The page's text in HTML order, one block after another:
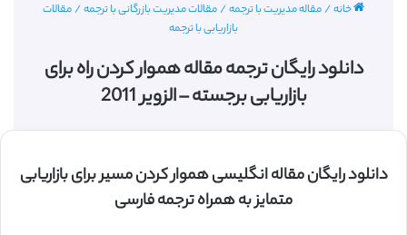
خانه/مقاله مدیریت با ترجمه/مقالات مدیریت بازرگانی با ترجمه/مقالات
بازاریابی با ترجمه
دانلود رایگان ترجمه مقاله هموار کردن راه برای
بازاریابی برجسته – الزویر 2011
دانلود رایگان مقاله انگلیسی هموار کردن مسیر برای بازاریابی
متمایز به همراه ترجمه فارسی